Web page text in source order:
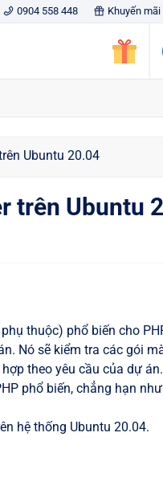
0904 558 448 Khuyến mãi
Ubuntu 20.04
trên Ubuntu
thuộc) phổ biến cho
Nó sẽ kiểm tra các gói
theo yêu cầu của dự
phổ biến, chẳng hạn
hệ thống Ubuntu 20.04.